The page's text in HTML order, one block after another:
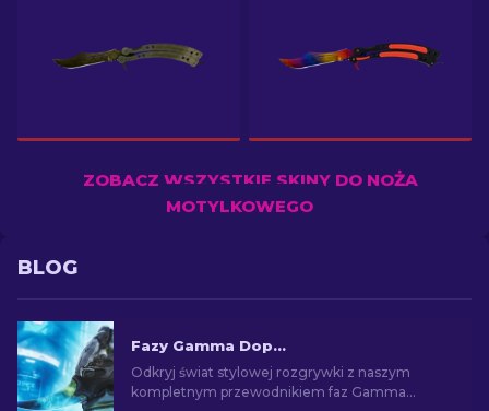
ZOBACZ WSZYSTKIE SKINY DO NOŻA
MOTYLKOWEGO
BLOG
Fazy Gamma Doppler w CS2
Odkryj świat stylowej rozgrywki z naszym
kompletnym przewodnikiem faz Gamma